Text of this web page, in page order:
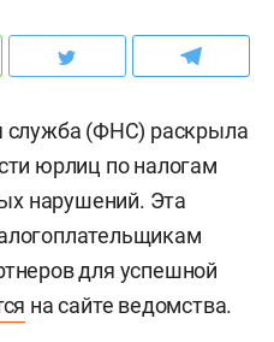
служба (ФНС) раскрыла
юрлиц по налогам
нарушений. Эта
для успешной
на сайте ведомства.